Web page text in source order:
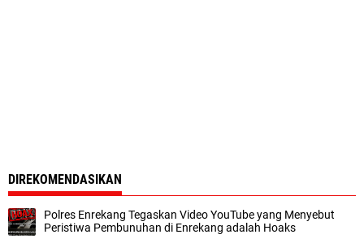
DIREKOMENDASIKAN
Polres Enrekang Tegaskan Video YouTube yang Menyebut
Peristiwa Pembunuhan di Enrekang adalah Hoaks